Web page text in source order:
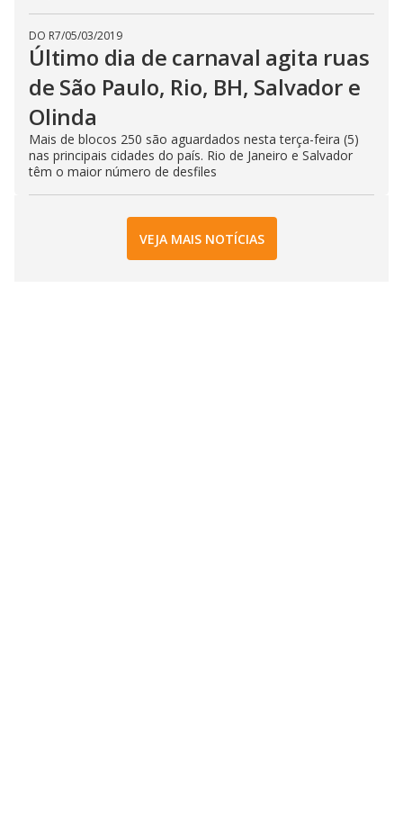
DO R7/05/03/2019
Último dia de carnaval agita ruas
de São Paulo, Rio, BH, Salvador e
Olinda
Mais de blocos 250 são aguardados nesta terça-feira (5)
nas principais cidades do país. Rio de Janeiro e Salvador
têm o maior número de desfiles
VEJA MAIS NOTÍCIAS